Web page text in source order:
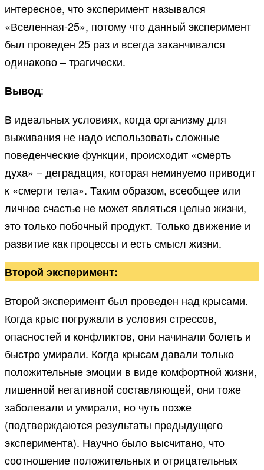
интересное, что эксперимент назывался
«Вселенная-25», потому что данный эксперимент
был проведен 25 раз и всегда заканчивался
одинаково – трагически.
Вывод:
В идеальных условиях, когда организму для
выживания не надо использовать сложные
поведенческие функции, происходит «смерть
духа» – деградация, которая неминуемо приводит
к «смерти тела». Таким образом, всеобщее или
личное счастье не может являться целью жизни,
это только побочный продукт. Только движение и
развитие как процессы и есть смысл жизни.
Второй эксперимент:
Второй эксперимент был проведен над крысами.
Когда крыс погружали в условия стрессов,
опасностей и конфликтов, они начинали болеть и
быстро умирали. Когда крысам давали только
положительные эмоции в виде комфортной жизни,
лишенной негативной составляющей, они тоже
заболевали и умирали, но чуть позже
(подтверждаются результаты предыдущего
эксперимента). Научно было высчитано, что
соотношение положительных и отрицательных